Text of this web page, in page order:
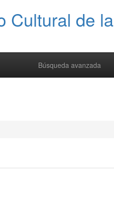
Cultural de la
Búsqueda avanzada